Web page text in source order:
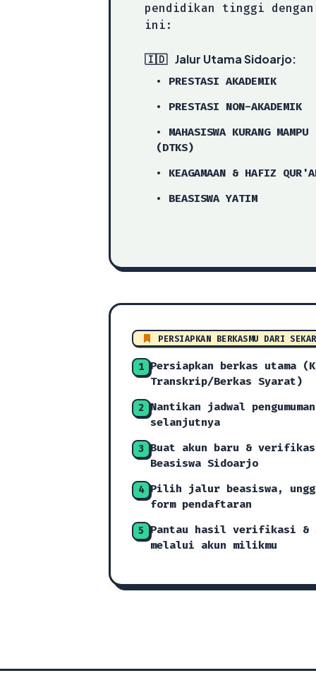
pendidikan tinggi
ini:
🇮🇩 Jalur Utama Sidoarjo:
• PRESTASI AKADEMIK
• PRESTASI NON-AKADEMIK
• MAHASISWA KURANG MAMPU
(DTKS)
• KEAGAMAAN & HAFIZ
• BEASISWA YATIM
PERSIAPKAN BERKASMU DARI
1 Persiapkan berkas utama
Transkrip/Berkas Syarat)
2 Nantikan jadwal
selanjutnya
3 Buat akun baru &
Beasiswa Sidoarjo
4 Pilih jalur beasiswa,
form pendaftaran
5 Pantau hasil verifikasi &
melalui akun milikmu